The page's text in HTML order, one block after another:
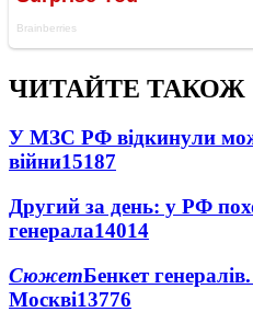
ЧИТАЙТЕ ТАКОЖ
У МЗС РФ відкинули
війни15187
Другий за день: у РФ
генерала14014
СюжетБенкет
Москві13776